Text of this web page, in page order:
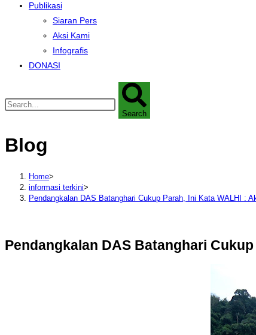
Publikasi
Siaran Pers
Aksi Kami
Infografis
DONASI
Search
Blog
Home>
informasi terkini>
Pendangkalan DAS Batanghari Cukup Parah, Ini Kata WALHI :
Pendangkalan DAS Batanghari